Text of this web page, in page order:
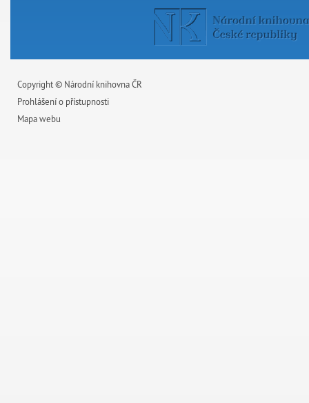
Copyright © Národní knihovna ČR
Prohlášení o přístupnosti
Mapa webu